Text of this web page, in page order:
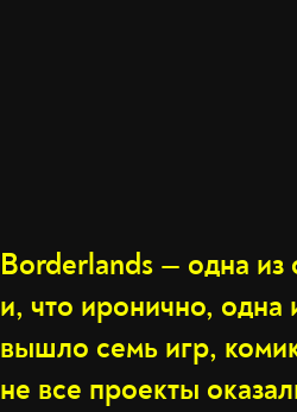
Borderlands — одна
и, что иронично, одна
вышло семь игр,
не все проекты